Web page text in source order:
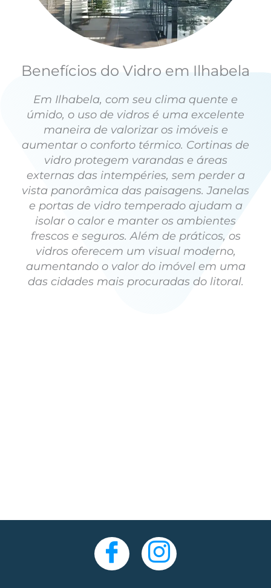
Benefícios do Vidro em Ilhabela
Em Ilhabela, com seu clima quente e
úmido, o uso de vidros é uma excelente
maneira de valorizar os imóveis e
aumentar o conforto térmico. Cortinas de
vidro protegem varandas e áreas
externas das intempéries, sem perder a
vista panorâmica das paisagens. Janelas
e portas de vidro temperado ajudam a
isolar o calor e manter os ambientes
frescos e seguros. Além de práticos, os
vidros oferecem um visual moderno,
aumentando o valor do imóvel em uma
das cidades mais procuradas do litoral.